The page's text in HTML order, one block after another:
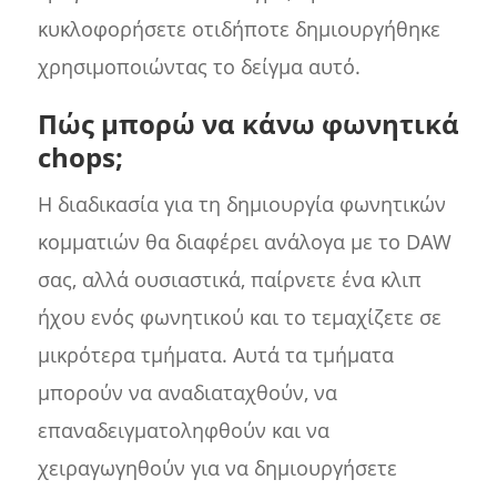
κυκλοφορήσετε οτιδήποτε δημιουργήθηκε
χρησιμοποιώντας το δείγμα αυτό.
Πώς μπορώ να κάνω φωνητικά
chops;
Η διαδικασία για τη δημιουργία φωνητικών
κομματιών θα διαφέρει ανάλογα με το DAW
σας, αλλά ουσιαστικά, παίρνετε ένα κλιπ
ήχου ενός φωνητικού και το τεμαχίζετε σε
μικρότερα τμήματα. Αυτά τα τμήματα
μπορούν να αναδιαταχθούν, να
επαναδειγματοληφθούν και να
χειραγωγηθούν για να δημιουργήσετε